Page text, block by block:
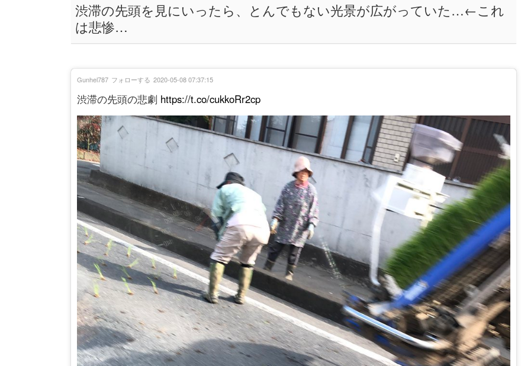
渋滞の先頭を見にいったら、とんでもない光景が広がっていた…←これ
は悲惨…
渋滞の先頭の悲劇 https://t.co/cukkoRr2cp
Gunhel787 フォローする 2020-05-08 07:37:15